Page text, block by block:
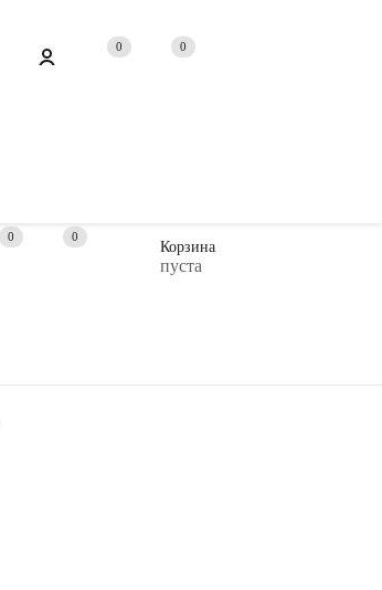
0 0
Корзина
пуста
0 0